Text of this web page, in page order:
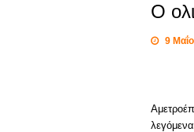
Ο
9